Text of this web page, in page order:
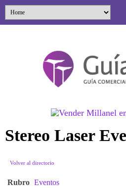
Stereo Laser
Volver al directorio
Rubro Eventos